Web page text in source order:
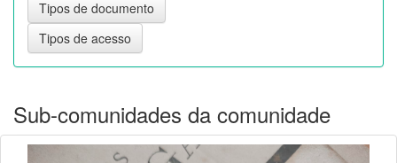
Sub-comunidades da comunidade